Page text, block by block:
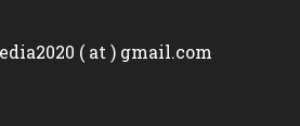
( at ) gmail.com